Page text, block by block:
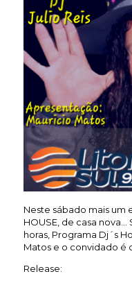
Neste sábado mais um
HOUSE, de casa nova…
horas, Programa Dj´s
Matos e o convidado é
Release: